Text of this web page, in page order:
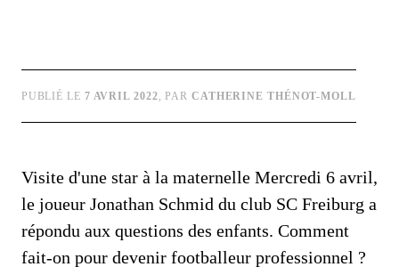
PUBLIÉ LE 7 AVRIL 2022, PAR CATHERINE THÉNOT-MOLL
Visite d'une star à la maternelle Mercredi 6 avril,
le joueur Jonathan Schmid du club SC Freiburg a
répondu aux questions des enfants. Comment
fait-on pour devenir footballeur professionnel ?